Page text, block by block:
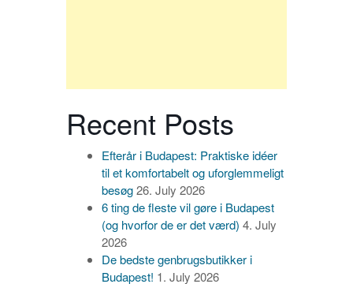
Recent Posts
Efterår i Budapest: Praktiske idéer
til et komfortabelt og uforglemmeligt
besøg26. July 2026
6 ting de fleste vil gøre i Budapest
(og hvorfor de er det værd) 4. July
2026
De bedste genbrugsbutikker i
Budapest! 1. July 2026